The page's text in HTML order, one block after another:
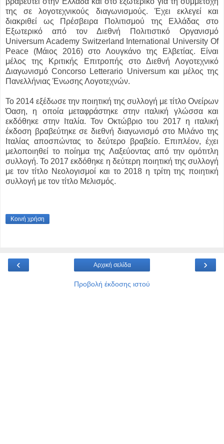
της σε λογοτεχνικούς διαγωνισμούς. Έχει εκλεγεί και
διακριθεί ως Πρέσβειρα Πολιτισμού της Ελλάδας στο
Εξωτερικό από τον Διεθνή Πολιτιστικό Οργανισμό
Universum Academy Switzerland International University Of
Peace (Μάιος 2016) στο Λουγκάνο της Ελβετίας. Είναι
μέλος της Κριτικής Επιτροπής στο Διεθνή Λογοτεχνικό
Διαγωνισμό Concorso Letterario Uni­versum και μέλος της
Πανελλήνιας Ένωσης Λογοτεχνών.
Το 2014 εξέδωσε την ποιητική της συλλογή με τίτλο Ονείρων
Όαση, η οποία μεταφράστηκε στην ιταλική γλώσσα και
εκδόθηκε στην Ιταλία. Τον Οκτώβριο του 2017 η ιταλική
έκδοση βραβεύτηκε σε διεθνή διαγωνισμό στο Μιλάνο της
Ιταλίας αποσπώντας το δεύτερο βραβείο. Επιπλέον, έχει
μελοποιηθεί το ποίημα της Λαξεύοντας από την ομότιτλη
συλλογή. Το 2017 εκδόθηκε η δεύτερη ποιητική της συλλογή
με τον τίτλο Νεολογισμοί και το 2018 η τρίτη της ποιητική
συλλογή με τον τίτλο Μελισμός.
Κοινή χρήση
‹ ›
Αρχική σελίδα
Προβολή έκδοσης ιστού